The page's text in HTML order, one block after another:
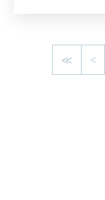
≪ <